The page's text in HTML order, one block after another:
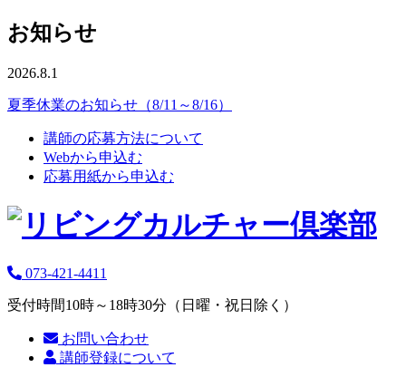
お知らせ
2026.8.1
夏季休業のお知らせ（8/11～8/16）
講師の応募方法について
Webから申込む
応募用紙から申込む
073-421-4411
受付時間10時～18時30分（日曜・祝日除く）
お問い合わせ
講師登録について